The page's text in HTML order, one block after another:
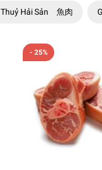
Thuỷ Hải Sản 魚肉
- 25%